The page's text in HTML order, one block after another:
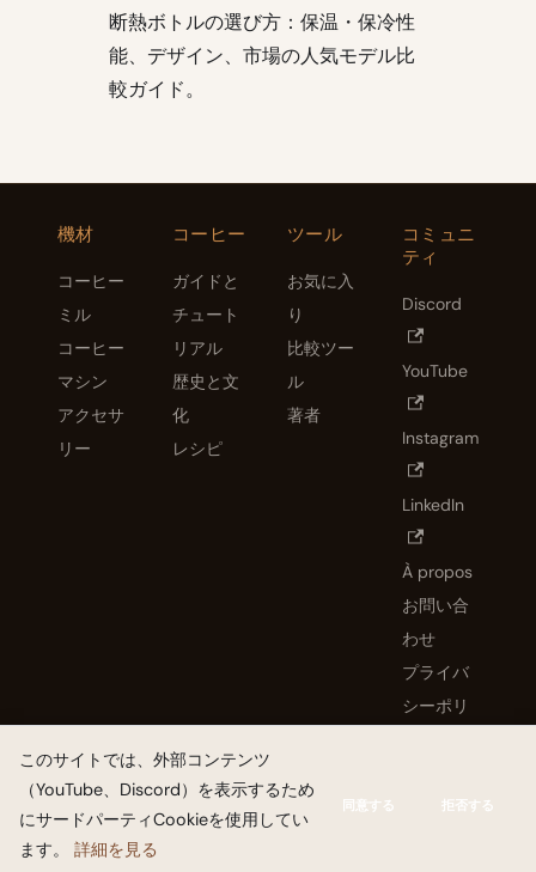
断熱ボトルの選び方：保温・保冷性
能、デザイン、市場の人気モデル比
較ガイド。
機材
コーヒー
ミル
コーヒー
マシン
アクセサ
リー
コーヒー
ガイドと
チュート
リアル
歴史と文
化
レシピ
ツール
お気に入
り
比較ツー
ル
著者
コミュニ
ティ
Discord
YouTube
Instagram
LinkedIn
À propos
お問い合
わせ
プライバ
シーポリ
Copyright © 2026 Coffeegeek. As an Amazon Associate I earn
from qualifying purchases.
このサイトでは、外部コンテンツ
（YouTube、Discord）を表示するため
にサードパーティCookieを使用してい
ます。
詳細を見る
同意する 拒否する